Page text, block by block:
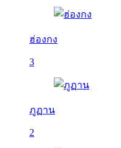
ฮ่องกง
3
ภูฏาน
2